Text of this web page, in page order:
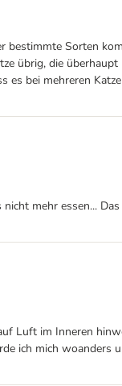
bestimmte Sorten
übrig, die
es bei mehreren
mehr essen...
Luft im Inneren
ich mich woanders